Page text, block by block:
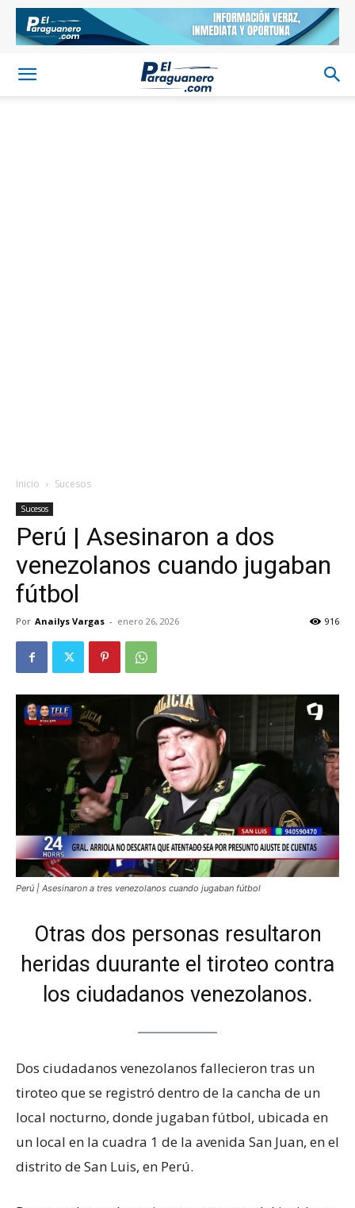
Inicio Sucesos
Sucesos
Perú | Asesinaron a dos
venezolanos cuando jugaban
fútbol
Por Anailys Vargas - enero 26, 2026 916
Perú | Asesinaron a tres venezolanos cuando jugaban fútbol
Otras dos personas resultaron
heridas duurante el tiroteo contra
los ciudadanos venezolanos.
Dos ciudadanos venezolanos fallecieron tras un
tiroteo que se registró dentro de la cancha de un
local nocturno, donde jugaban fútbol, ubicada en
un local en la cuadra 1 de la avenida San Juan, en el
distrito de San Luis, en Perú.